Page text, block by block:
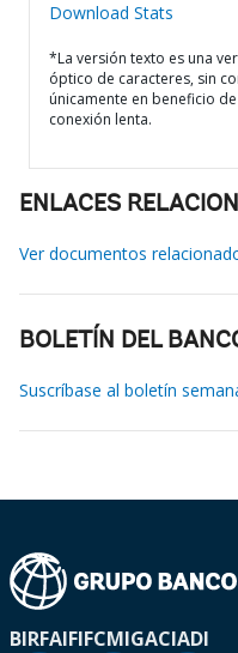
Download Stats
*La versión texto es una
óptico de caracteres, sin
únicamente en beneficio
conexión lenta.
ENLACES
Ver documentos
BOLETÍN DEL
Suscríbase al boletín
BIRFAIFIFCMIGACIADI